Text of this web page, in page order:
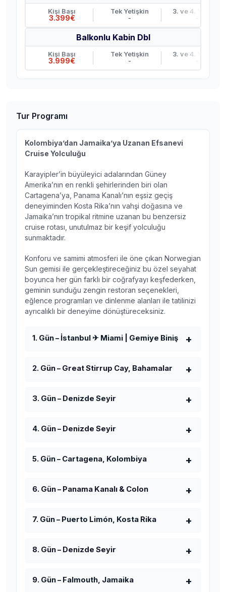
Kişi Başı
3.399€
Tek Yetişkin
-
3. ve 4. Yetişkin
-
Balkonlu Kabin Dbl
Kişi Başı
3.999€
Tek Yetişkin
-
3. ve 4. Yetişkin
-
Tur Programı
Kolombiya’dan Jamaika’ya Uzanan Efsanevi
Cruise Yolculuğu
Karayipler’in büyüleyici adalarından Güney
Amerika’nın en renkli şehirlerinden biri olan
Cartagena’ya, Panama Kanalı’nın eşsiz geçiş
deneyiminden Kosta Rika’nın vahşi doğasına ve
Jamaika’nın tropikal ritmine uzanan bu benzersiz
cruise rotası, unutulmaz bir keşif yolculuğu
sunmaktadır.
Konforu ve samimi atmosferi ile öne çıkan Norwegian
Sun gemisi ile gerçekleştireceğiniz bu özel seyahat
boyunca her gün farklı bir coğrafyayı keşfederken,
geminin sunduğu zengin restoran seçenekleri,
eğlence programları ve dinlenme alanları ile tatilinizi
ayrıcalıklı bir deneyime dönüştüreceksiniz.
1. Gün – İstanbul ✈ Miami | Gemiye Biniş
2. Gün – Great Stirrup Cay, Bahamalar
3. Gün – Denizde Seyir
4. Gün – Denizde Seyir
5. Gün – Cartagena, Kolombiya
6. Gün – Panama Kanalı & Colon
7. Gün – Puerto Limón, Kosta Rika
8. Gün – Denizde Seyir
9. Gün – Falmouth, Jamaika